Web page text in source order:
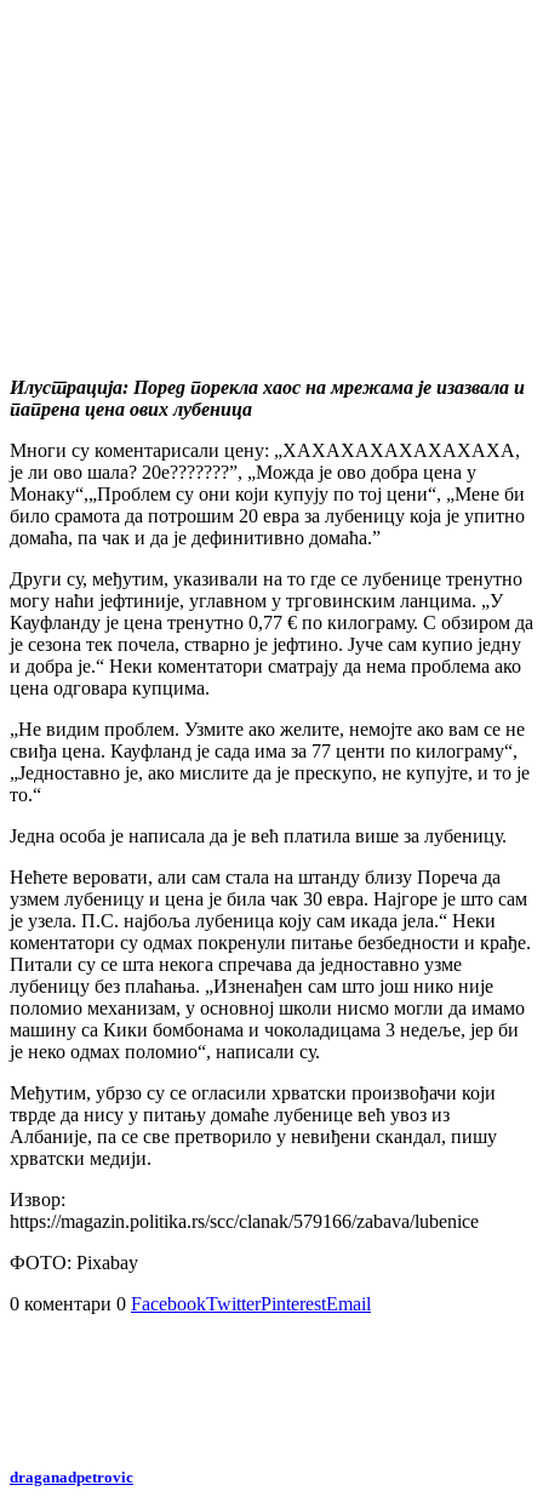
Илустрација: Поред порекла хаос на мрежама је изазвала и
папрена цена ових лубеница
Многи су коментарисали цену: „ХАХАХАХАХАХАХАХА,
је ли ово шала? 20е???????”, „Можда је ово добра цена у
Монаку“,„Проблем су они који купују по тој цени“, „Мене би
било срамота да потрошим 20 евра за лубеницу која је упитно
домаћа, па чак и да је дефинитивно домаћа.”
Други су, међутим, указивали на то где се лубенице тренутно
могу наћи јефтиније, углавном у трговинским ланцима. „У
Кауфланду је цена тренутно 0,77 € по килограму. С обзиром да
је сезона тек почела, стварно је јефтино. Јуче сам купио једну
и добра је.“ Неки коментатори сматрају да нема проблема ако
цена одговара купцима.
„Не видим проблем. Узмите ако желите, немојте ако вам се не
свиђа цена. Кауфланд је сада има за 77 центи по килограму“,
„Једноставно је, ако мислите да је прескупо, не купујте, и то је
то.“
Једна особа је написала да је већ платила више за лубеницу.
Нећете веровати, али сам стала на штанду близу Пореча да
узмем лубеницу и цена је била чак 30 евра. Најгоре је што сам
је узела. П.С. најбоља лубеница коју сам икада јела.“ Неки
коментатори су одмах покренули питање безбедности и крађе.
Питали су се шта некога спречава да једноставно узме
лубеницу без плаћања. „Изненађен сам што још нико није
поломио механизам, у основној школи нисмо могли да имамо
машину са Кики бомбонама и чоколадицама 3 недеље, јер би
је неко одмах поломио“, написали су.
Међутим, убрзо су се огласили хрватски произвођачи који
тврде да нису у питању домаће лубенице већ увоз из
Албаније, па се све претворило у невиђени скандал, пишу
хрватски медији.
Извор:
https://magazin.politika.rs/scc/clanak/579166/zabava/lubenice
ФОТО: Pixabay
0 коментари 0 FacebookTwitterPinterestEmail
draganadpetrovic